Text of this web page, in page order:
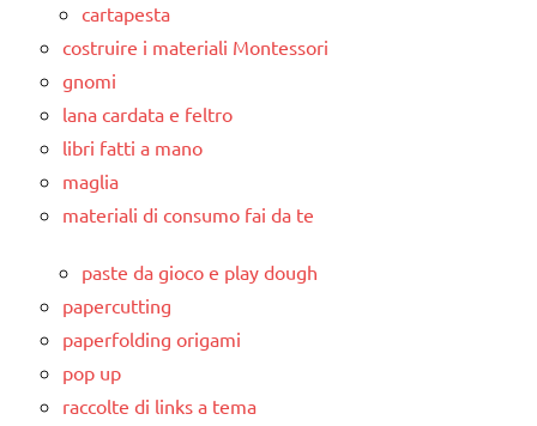
cartapesta
costruire i materiali Montessori
gnomi
lana cardata e feltro
libri fatti a mano
maglia
materiali di consumo fai da te
paste da gioco e play dough
papercutting
paperfolding origami
pop up
raccolte di links a tema